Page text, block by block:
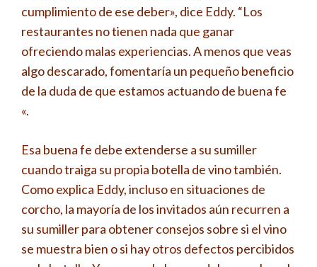
cumplimiento de ese deber», dice Eddy. “Los
restaurantes no tienen nada que ganar
ofreciendo malas experiencias. A menos que veas
algo descarado, fomentaría un pequeño beneficio
de la duda de que estamos actuando de buena fe
«.
Esa buena fe debe extenderse a su sumiller
cuando traiga su propia botella de vino también.
Como explica Eddy, incluso en situaciones de
corcho, la mayoría de los invitados aún recurren a
su sumiller para obtener consejos sobre si el vino
se muestra bien o si hay otros defectos percibidos